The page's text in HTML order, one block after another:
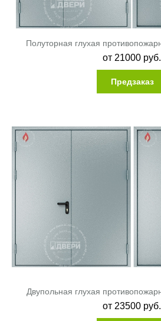
Полуторная глухая
от 21000 руб.
Предзаказ
Двупольная глухая
от 23500 руб.